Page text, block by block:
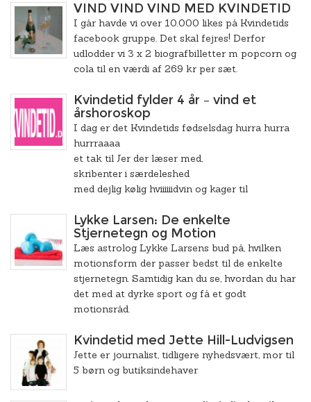
VIND VIND VIND MED KVINDETID
I går havde vi over 10.000 likes på Kvindetids
facebook gruppe. Det skal fejres! Derfor
udlodder vi 3 x 2 biografbilletter m popcorn og
cola til en værdi af 269 kr per sæt.
Kvindetid fylder 4 år – vind et
årshoroskop
I dag er det Kvindetids fødselsdag hurra hurra
hurrraaaa
et tak til Jer der læser med,
skribenter i særdeleshed
med dejlig kølig hviiiiiidvin og kager til
Lykke Larsen: De enkelte
Stjernetegn og Motion
Læs astrolog Lykke Larsens bud på, hvilken
motionsform der passer bedst til de enkelte
stjernetegn. Samtidig kan du se, hvordan du har
det med at dyrke sport og få et godt
motionsråd.
Kvindetid med Jette Hill-Ludvigsen
Jette er journalist, tidligere nyhedsvært, mor til
5 børn og butiksindehaver